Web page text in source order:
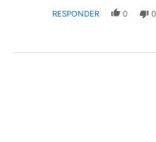
RESPONDER 0 0